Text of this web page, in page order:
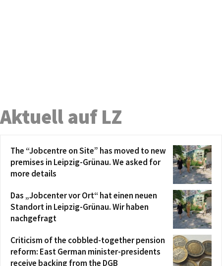
Aktuell auf LZ
The “Jobcentre on Site” has moved to new
premises in Leipzig-Grünau. We asked for
more details
Das „Jobcenter vor Ort“ hat einen neuen
Standort in Leipzig-Grünau. Wir haben
nachgefragt
Criticism of the cobbled-together pension
reform: East German minister-presidents
receive backing from the DGB